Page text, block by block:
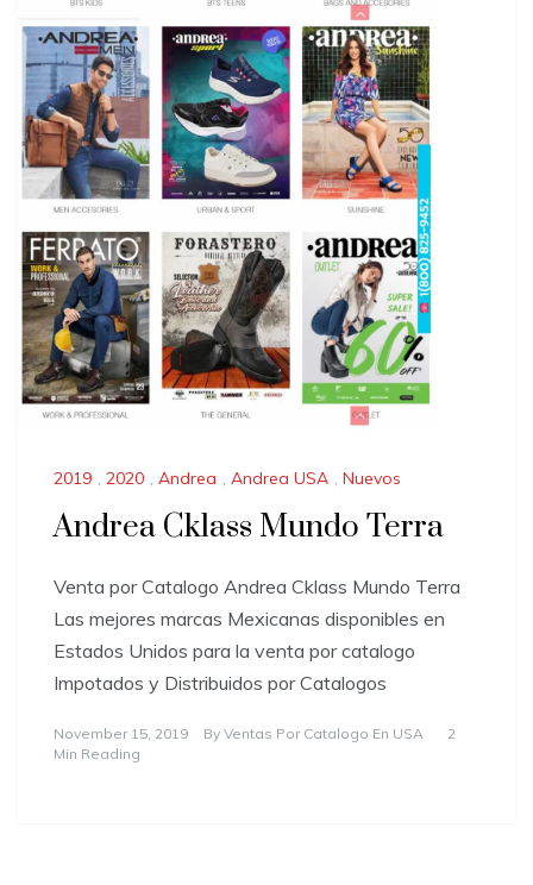
2019 , 2020 , Andrea , Andrea USA , Nuevos
Andrea Cklass Mundo Terra
Venta por Catalogo Andrea Cklass Mundo Terra
Las mejores marcas Mexicanas disponibles en
Estados Unidos para la venta por catalogo
Impotados y Distribuidos por Catalogos
November 15, 2019 By Ventas Por Catalogo En USA
2
Min Reading